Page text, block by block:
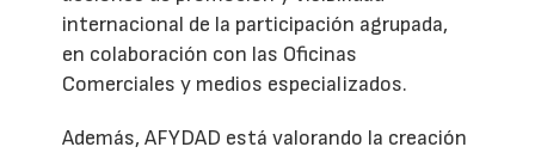
internacional de la participación agrupada,
en colaboración con las Oficinas
Comerciales y medios especializados.
Además, AFYDAD está valorando la creación